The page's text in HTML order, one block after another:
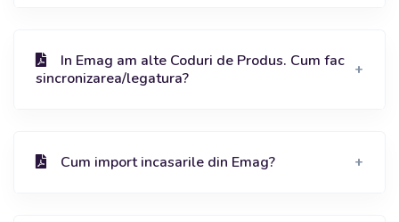
In Emag am alte Coduri de Produs. Cum fac
sincronizarea/legatura?
Cum import incasarile din Emag?